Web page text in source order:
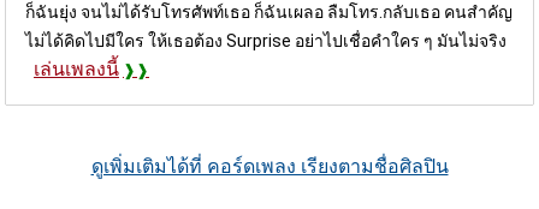
ก็ฉันยุ่ง จนไม่ได้รับโทรศัพท์เธอ ก็ฉันเผลอ ลืมโทร.กลับเธอ คนสำคัญ
ไม่ได้คิดไปมีใคร ให้เธอต้อง Surprise อย่าไปเชื่อคำใคร ๆ มันไม่จริง
เล่นเพลงนี้
ดูเพิ่มเติมได้ที่ คอร์ดเพลง เรียงตามชื่อศิลปิน